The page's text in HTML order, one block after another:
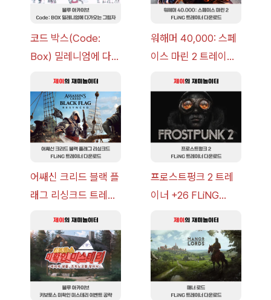
코드 박스(Code:
Box) 밀레니엄에 다가
략 [복각] | 블루 아카
이브
워해머 40,000: 스페
이스 마린 2 트레이너
v14.0+] 다운로드
어쌔신 크리드 블랙 플
래그 리싱크드 트레이
v1.0+] 다운로드
프로스트펑크 2 트레
이너 +26 FLiNG
드